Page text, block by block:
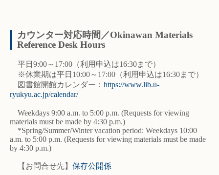
カウンター対応時間／Okinawan Materials
Reference Desk Hours
平日9:00～17:00（利用申込は16:30まで）
※休業期は平日10:00～17:00（利用申込は16:30まで）
図書館開館カレンダー： https://www.lib.u-
ryukyu.ac.jp/calendar/
Weekdays 9:00 a.m. to 5:00 p.m. (Requests for viewing
materials must be made by 4:30 p.m.)
*Spring/Summer/Winter vacation period: Weekdays 10:00
a.m. to 5:00 p.m. (Requests for viewing materials must be made
by 4:30 p.m.)
【お問合せ先】 保存公開係